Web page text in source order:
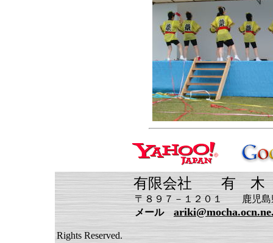
有限会社 有 木 機
〒８９７－１２０１ 鹿児島県南さ
メール
Copyright (C)
Rights Reserved.